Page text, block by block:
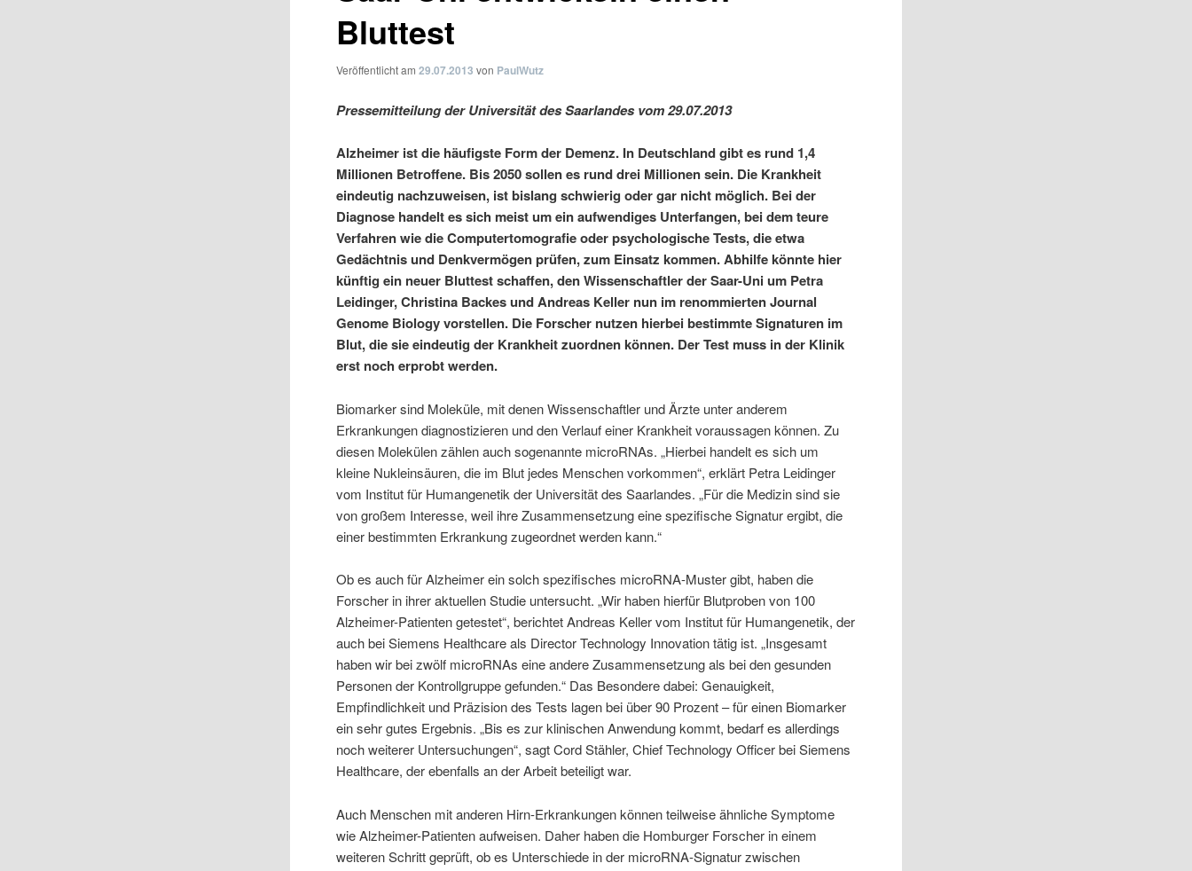
Bluttest
Veröffentlicht am29.07.2013 von PaulWutz
Pressemitteilung der Universität des Saarlandes vom 29.07.2013
Alzheimer ist die häufigste Form der Demenz. In Deutschland gibt es rund 1,4
Millionen Betroffene. Bis 2050 sollen es rund drei Millionen sein. Die Krankheit
eindeutig nachzuweisen, ist bislang schwierig oder gar nicht möglich. Bei der
Diagnose handelt es sich meist um ein aufwendiges Unterfangen, bei dem teure
Verfahren wie die Computertomografie oder psychologische Tests, die etwa
Gedächtnis und Denkvermögen prüfen, zum Einsatz kommen. Abhilfe könnte hier
künftig ein neuer Bluttest schaffen, den Wissenschaftler der Saar-Uni um Petra
Leidinger, Christina Backes und Andreas Keller nun im renommierten Journal
Genome Biology vorstellen. Die Forscher nutzen hierbei bestimmte Signaturen im
Blut, die sie eindeutig der Krankheit zuordnen können. Der Test muss in der Klinik
erst noch erprobt werden.
Biomarker sind Moleküle, mit denen Wissenschaftler und Ärzte unter anderem
Erkrankungen diagnostizieren und den Verlauf einer Krankheit voraussagen können. Zu
diesen Molekülen zählen auch sogenannte microRNAs. „Hierbei handelt es sich um
kleine Nukleinsäuren, die im Blut jedes Menschen vorkommen“, erklärt Petra Leidinger
vom Institut für Humangenetik der Universität des Saarlandes. „Für die Medizin sind sie
von großem Interesse, weil ihre Zusammensetzung eine spezifische Signatur ergibt, die
einer bestimmten Erkrankung zugeordnet werden kann.“
Ob es auch für Alzheimer ein solch spezifisches microRNA-Muster gibt, haben die
Forscher in ihrer aktuellen Studie untersucht. „Wir haben hierfür Blutproben von 100
Alzheimer-Patienten getestet“, berichtet Andreas Keller vom Institut für Humangenetik, der
auch bei Siemens Healthcare als Director Technology Innovation tätig ist. „Insgesamt
haben wir bei zwölf microRNAs eine andere Zusammensetzung als bei den gesunden
Personen der Kontrollgruppe gefunden.“ Das Besondere dabei: Genauigkeit,
Empfindlichkeit und Präzision des Tests lagen bei über 90 Prozent – für einen Biomarker
ein sehr gutes Ergebnis. „Bis es zur klinischen Anwendung kommt, bedarf es allerdings
noch weiterer Untersuchungen“, sagt Cord Stähler, Chief Technology Officer bei Siemens
Healthcare, der ebenfalls an der Arbeit beteiligt war.
Auch Menschen mit anderen Hirn-Erkrankungen können teilweise ähnliche Symptome
wie Alzheimer-Patienten aufweisen. Daher haben die Homburger Forscher in einem
weiteren Schritt geprüft, ob es Unterschiede in der microRNA-Signatur zwischen